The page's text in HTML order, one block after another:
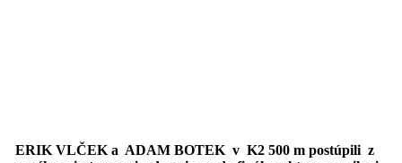
ERIK VLČEK a ADAM BOTEK v K2 500 m postúpili z